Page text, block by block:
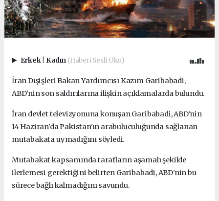
Erkek Kadın (Haberi Sesli Oku)
İran Dışişleri Bakan Yardımcısı Kazım Garibabadi,
ABD'nin son saldırılarına ilişkin açıklamalarda bulundu.
İran devlet televizyonuna konuşan Garibabadi, ABD'nin
14 Haziran'da Pakistan'ın arabuluculuğunda sağlanan
mutabakata uymadığını söyledi.
Mutabakat kapsamında tarafların aşamalı şekilde
ilerlemesi gerektiğini belirten Garibabadi, ABD'nin bu
sürece bağlı kalmadığını savundu.